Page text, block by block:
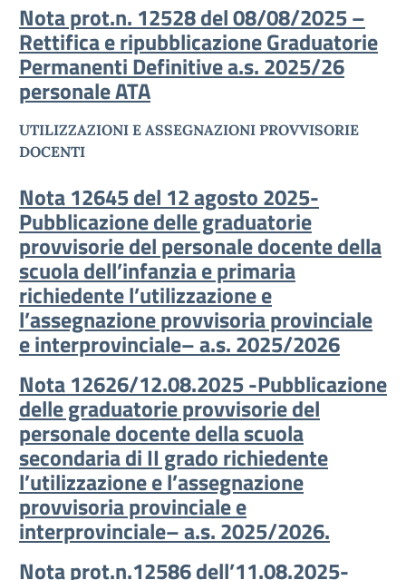
Nota prot.n. 12528 del 08/08/2025 –
Rettifica e ripubblicazione Graduatorie
Permanenti Definitive a.s. 2025/26
personale ATA
UTILIZZAZIONI E ASSEGNAZIONI PROVVISORIE
DOCENTI
Nota 12645 del 12 agosto 2025-
Pubblicazione delle graduatorie
provvisorie del personale docente della
scuola dell’infanzia e primaria
richiedente l’utilizzazione e
l’assegnazione provvisoria provinciale
e interprovinciale– a.s. 2025/2026
Nota 12626/12.08.2025 -Pubblicazione
delle graduatorie provvisorie del
personale docente della scuola
secondaria di II grado richiedente
l’utilizzazione e l’assegnazione
provvisoria provinciale e
interprovinciale– a.s. 2025/2026.
Nota prot.n.12586 dell’11.08.2025-